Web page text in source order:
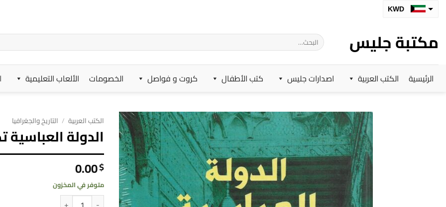
تخطي
KWD
AED
OMR
مكتبة جليس
البحث
عن:
الرئيسية الكتب العربية اصدارات جليس كتب الأطفال كروت و فواصل الخصومات الألعاب التعليمية
الكتب العربية / التاريخ والجغرافيا
الدولة العباسية
0.00$
متوفر في المخزون
كمية الدولة العباسية تكامل